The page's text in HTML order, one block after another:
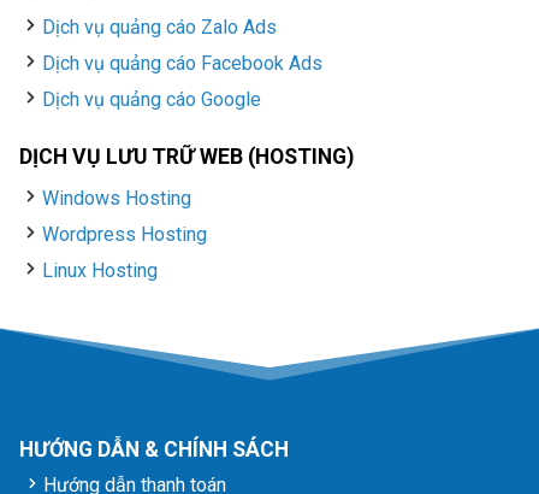
Dịch vụ quảng cáo Zalo Ads
Dịch vụ quảng cáo Facebook Ads
Dịch vụ quảng cáo Google
DỊCH VỤ LƯU TRỮ WEB (HOSTING)
Windows Hosting
Wordpress Hosting
Linux Hosting
HƯỚNG DẪN & CHÍNH SÁCH
Hướng dẫn thanh toán